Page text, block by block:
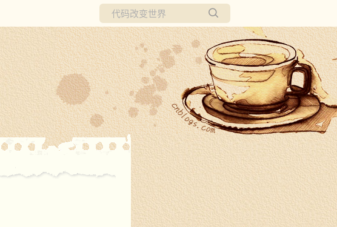
所有博客
当前博客